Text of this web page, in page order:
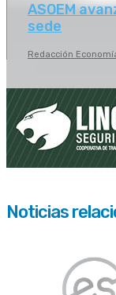
ASOEM
sede
Redacción
Noticias